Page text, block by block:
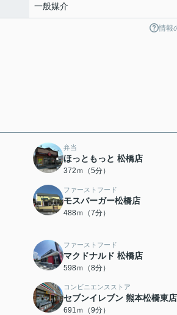
一般媒介
情報
弁当
ほっともっと 松橋店
372ｍ（5分）
ファーストフード
モスバーガー松橋店
488ｍ（7分）
ファーストフード
マクドナルド 松橋店
598ｍ（8分）
コンビニエンスストア
セブンイレブン 熊本松橋東店
691ｍ（9分）